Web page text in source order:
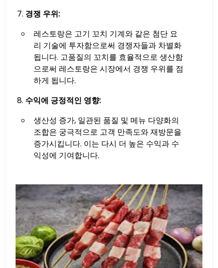
경쟁 우위:
레스토랑은 고기 꼬치 기계와 같은 첨단 요
리 기술에 투자함으로써 경쟁자들과 차별화
됩니다. 고품질의 꼬치를 효율적으로 생산함
으로써 레스토랑은 시장에서 경쟁 우위를 점
하게 됩니다.
수익에 긍정적인 영향:
생산성 증가, 일관된 품질 및 메뉴 다양화의
조합은 궁극적으로 고객 만족도와 재방문을
증가시킵니다. 이는 다시 더 높은 수익과 수
익성에 기여합니다.